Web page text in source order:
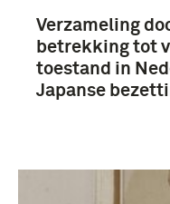
Verzameling
betrekking tot
toestand in
Japanse